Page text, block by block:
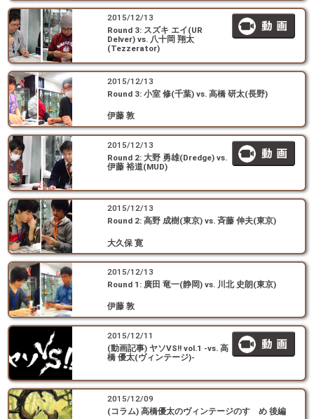
2015/12/13
Round 3: スズキ エイ(UR
Delver) vs. 八十岡 翔太
(Tezzerator)
2015/12/13
Round 3: 小室 修(千葉) vs. 高橋 研太(長野)
伊藤 敦
2015/12/13
Round 2: 大野 勇雄(Dredge) vs.
伊藤 裕道(MUD)
2015/12/13
Round 2: 高野 成樹(東京) vs. 斉藤 伸夫(東京)
大久保 寛
2015/12/13
Round 1: 廣田 竜一(静岡) vs. 川北 史朗(東京)
伊藤 敦
2015/12/11
(動画記事) ヤソVS!! vol.1 -vs. 高
橋 優太(ヴィンテージ)-
2015/12/09
(コラム) 高橋優太のヴィンテージのすゝめ 後編